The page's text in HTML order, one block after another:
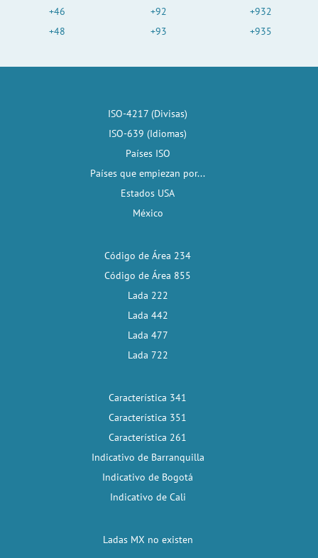
+46
+48
+92
+93
+932
+935
ISO-4217 (Divisas)
ISO-639 (Idiomas)
Países ISO
Países que empiezan por...
Estados USA
México
Código de Área 234
Código de Área 855
Lada 222
Lada 442
Lada 477
Lada 722
Característica 341
Característica 351
Característica 261
Indicativo de Barranquilla
Indicativo de Bogotá
Indicativo de Cali
Ladas MX no existen